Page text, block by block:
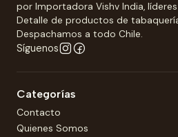
por Importadora Vishv India,
Detalle de productos de
Despachamos a todo Chile.
Síguenos
Categorías
Contacto
Quienes Somos